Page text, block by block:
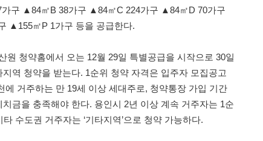
구 ▲84㎡B 38가구 ▲84㎡C 224가구 ▲84㎡D 70가구
▲155㎡P 1가구 등을 공급한다.
원 청약홈에서 오는 12월 29일 특별공급을 시작으로 30일
역 청약을 받는다. 1순위 청약 자격은 입주자 모집공고
에 거주하는 만 19세 이상 세대주로, 청약통장 가입 기간
금을 충족해야 한다. 용인시 2년 이상 계속 거주자는 1순
타 수도권 거주자는 ‘기타지역’으로 청약 가능하다.